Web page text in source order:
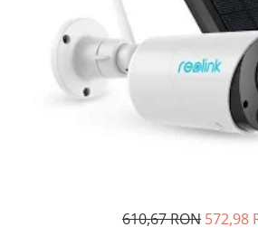
Sisteme de control al mașinilor
610,67 RON 572,98